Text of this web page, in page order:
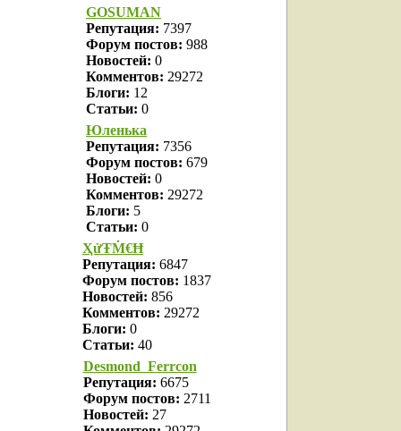
GOSUMAN
Репутация: 7397
Форум постов: 988
Новостей: 0
Комментов: 29272
Блоги: 12
Статьи: 0
Юленька
Репутация: 7356
Форум постов: 679
Новостей: 0
Комментов: 29272
Блоги: 5
Статьи: 0
ҲửŦṀ€Ħ
Репутация: 6847
Форум постов: 1837
Новостей: 856
Комментов: 29272
Блоги: 0
Статьи: 40
Desmond_Ferrcon
Репутация: 6675
Форум постов: 2711
Новостей: 27